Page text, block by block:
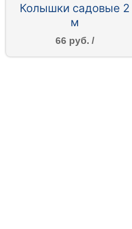
Колышки садовые 2
м
66 руб. /